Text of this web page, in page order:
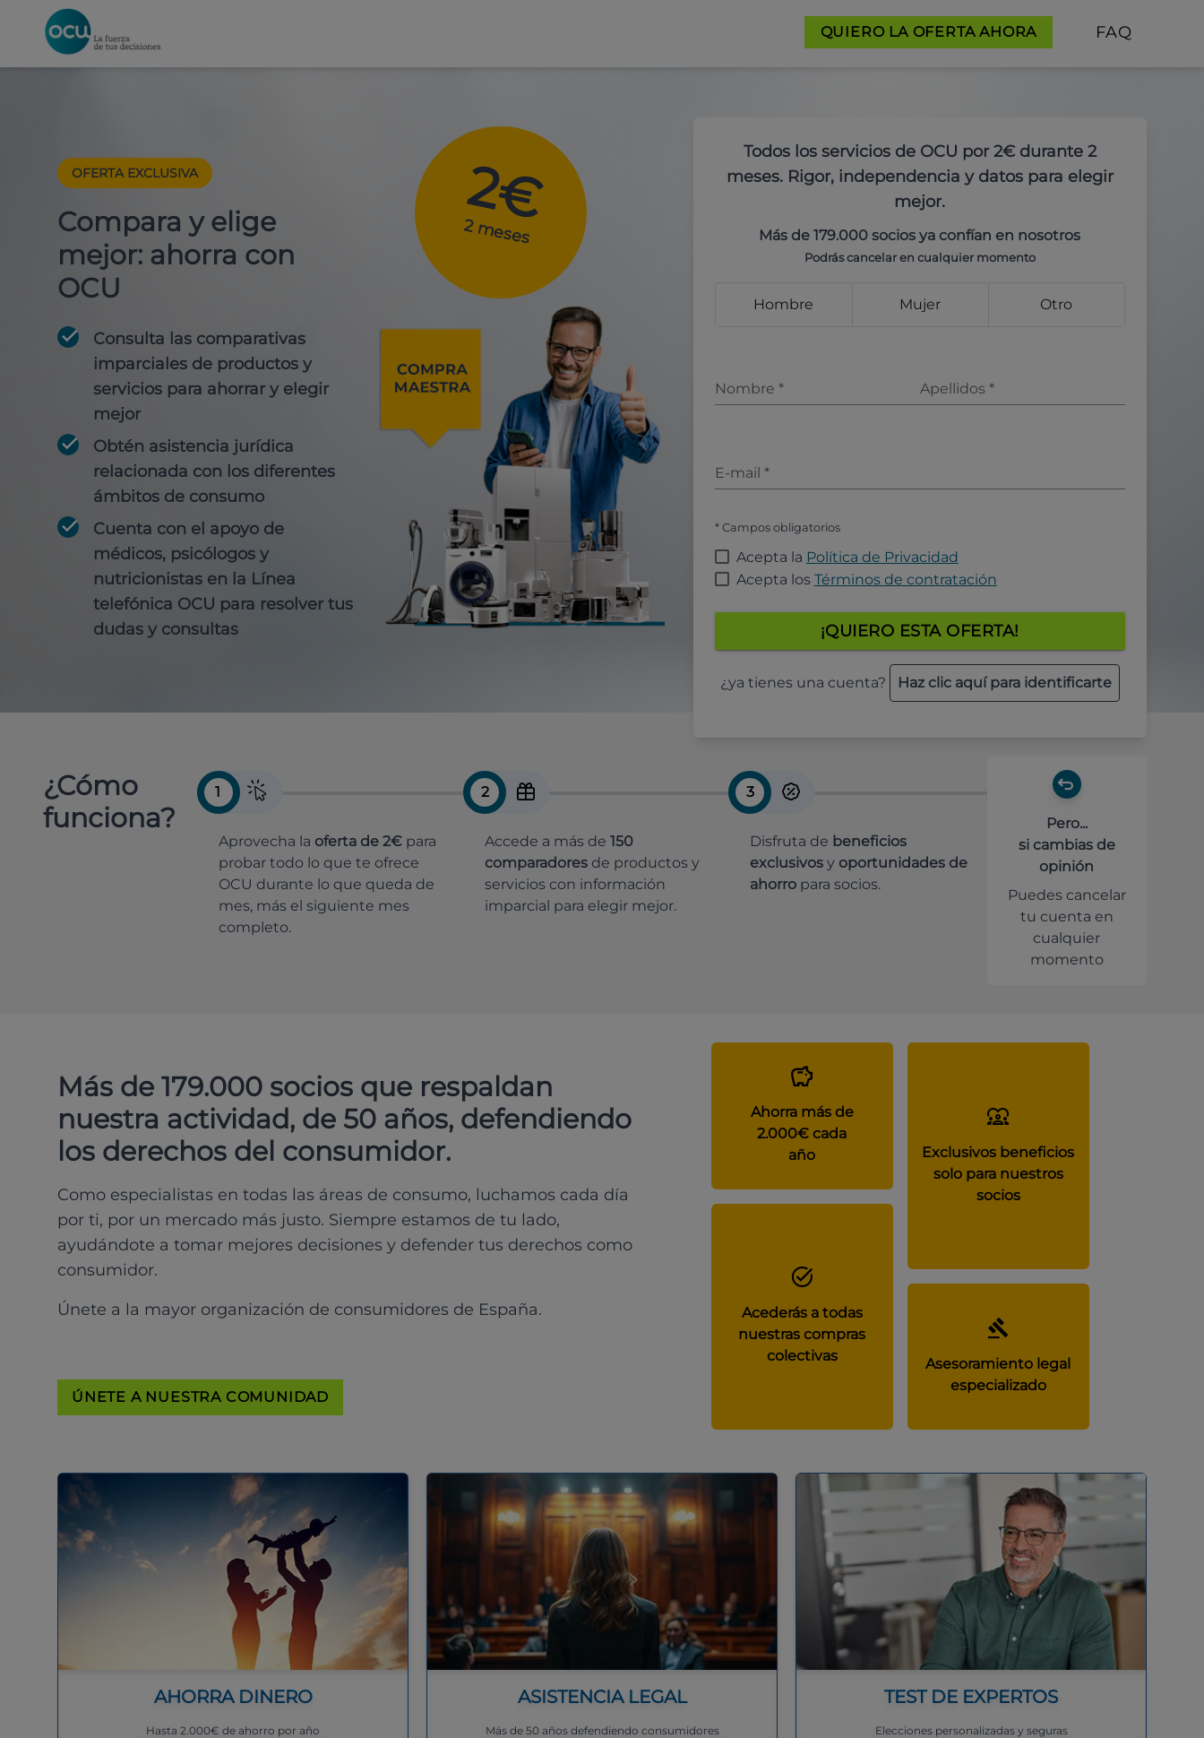
QUIERO LA OFERTA AHORA FAQ
OFERTA EXCLUSIVA
Compara y elige
mejor: ahorra con
OCU
Consulta las comparativas
imparciales de productos y
servicios para ahorrar y elegir
mejor
Obtén asistencia jurídica
relacionada con los diferentes
ámbitos de consumo
Cuenta con el apoyo de
médicos, psicólogos y
nutricionistas en la Línea
telefónica OCU para resolver tus
dudas y consultas
2€
2 meses
Todos los servicios de OCU por 2€ durante 2
meses. Rigor, independencia y datos para elegir
mejor.
Más de 179.000 socios ya confían en nosotros
Podrás cancelar en cualquier momento
Hombre Mujer Otro
Nombre * Apellidos *
E-mail *
* Campos obligatorios
Acepta la Política de Privacidad
Acepta los Términos de contratación
¡QUIERO ESTA OFERTA!
¿ya tienes una cuenta? Haz clic aquí para identificarte
¿Cómo
funciona?
1
Aprovecha la oferta de 2€ para
probar todo lo que te ofrece
OCU durante lo que queda de
mes, más el siguiente mes
completo.
2
Accede a más de 150
comparadoresde productos y
servicios con información
imparcial para elegir mejor.
3
Disfruta de beneficios
exclusivos y oportunidades de
ahorro para socios.
Pero...
si cambias de
opinión
Puedes cancelar
tu cuenta en
cualquier
momento
Más de 179.000 socios que respaldan
nuestra actividad, de 50 años, defendiendo
los derechos del consumidor.
Como especialistas en todas las áreas de consumo, luchamos cada día
por ti, por un mercado más justo. Siempre estamos de tu lado,
ayudándote a tomar mejores decisiones y defender tus derechos como
consumidor.
Únete a la mayor organización de consumidores de España.
ÚNETE A NUESTRA COMUNIDAD
Ahorra más de
2.000€ cada
año
Exclusivos beneficios
solo para nuestros
socios
Acederás a todas
nuestras compras
colectivas
Asesoramiento legal
especializado
AHORRA DINERO
Hasta 2.000€ de ahorro por año
ASISTENCIA LEGAL
Más de 50 años defendiendo consumidores
TEST DE EXPERTOS
Elecciones personalizadas y seguras